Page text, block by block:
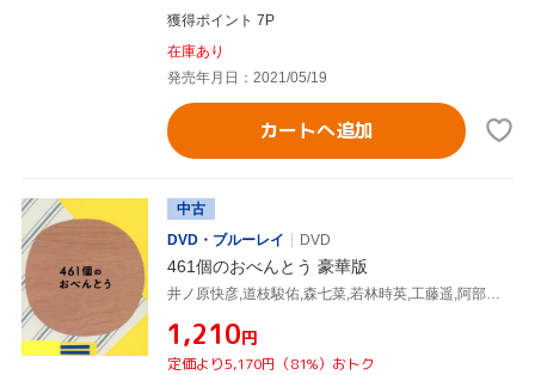
獲得ポイント 7P
在庫あり
発売年月日：2021/05/19
カートへ追加
中古
DVD・ブルーレイ
DVD
461個のおべんとう 豪華版
井ノ原快彦,道枝駿佑,森七菜,若林時英,工藤遥,阿部純子,兼重淳(監督、脚本),渡辺俊美(原作)
¥1,210円
定価より5,170円（81%）おトク